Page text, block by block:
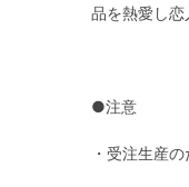
品を熱愛し
●注意
・受注生産